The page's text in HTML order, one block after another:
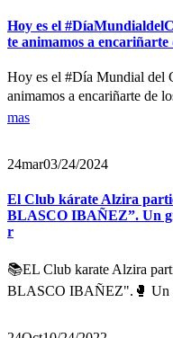
Hoy es el
te animamos a encariñarte
Hoy es el #Día Mundial del
animamos a encariñarte de
mas
24mar03/24/2024
El Club kárate Alzira
BLASCO IBAÑEZ”. Un
r
📚EL Club karate Alzira
BLASCO IBAÑEZ".🥊 Un